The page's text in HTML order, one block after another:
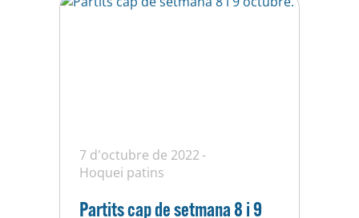
7 d'octubre de 2022
Hoquei patins
Partits cap de setmana 8 i 9